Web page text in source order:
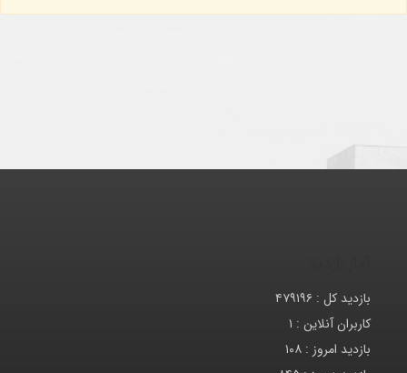
بازدید کل : ۴۷۹۱۹۶
کاربران آنلاین : ۱
بازدید امروز : ۱۰۸